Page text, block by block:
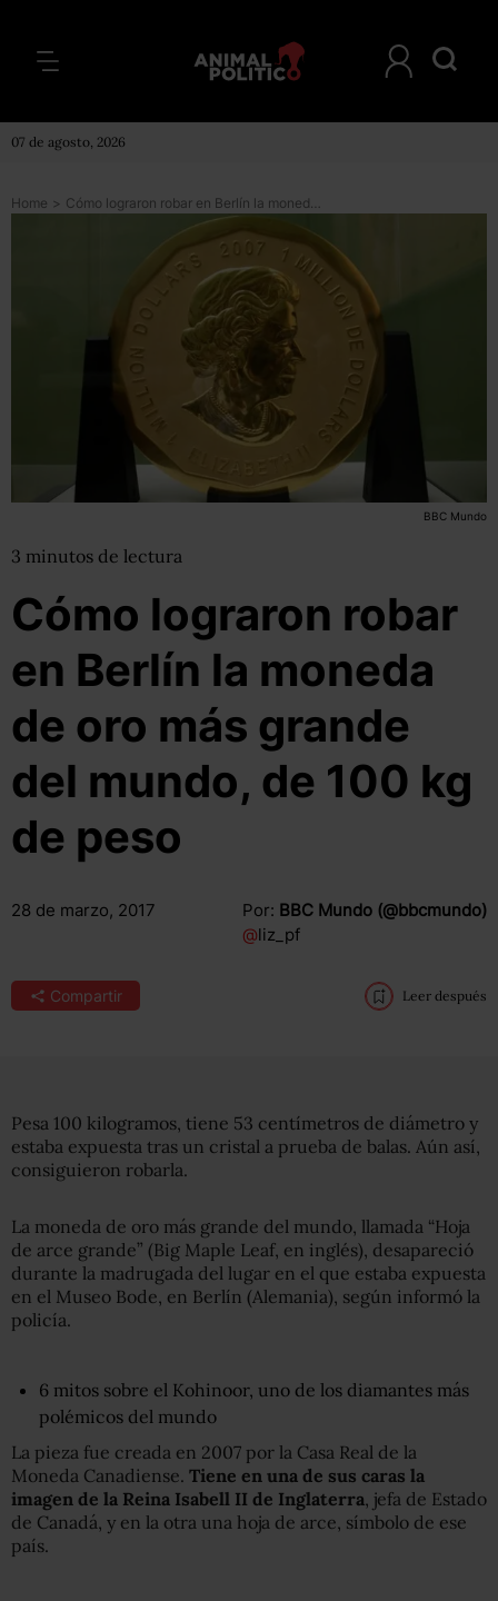
07 de agosto, 2026
Home > Cómo lograron robar en Berlín la moneda de oro más grande del mundo, de 100 kg de peso
BBC Mundo
3 minutos de lectura
Cómo lograron robar
en Berlín la moneda
de oro más grande
del mundo, de 100 kg
de peso
28 de marzo, 2017 Por: BBC Mundo (@bbcmundo)
@liz_pf
Compartir Leer después
Pesa 100 kilogramos, tiene 53 centímetros de diámetro y
estaba expuesta tras un cristal a prueba de balas. Aún así,
consiguieron robarla.
La moneda de oro más grande del mundo, llamada “Hoja
de arce grande” (Big Maple Leaf, en inglés), desapareció
durante la madrugada del lugar en el que estaba expuesta
en el Museo Bode, en Berlín (Alemania), según informó la
policía.
6 mitos sobre el Kohinoor, uno de los diamantes más
polémicos del mundo
La pieza fue creada en 2007 por la Casa Real de la
Moneda Canadiense. Tiene en una de sus caras la
imagen de la Reina Isabell II de Inglaterra, jefa de Estado
de Canadá, y en la otra una hoja de arce, símbolo de ese
país.